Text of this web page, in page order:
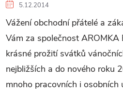
5.12.2014
Vážení obchodní přátelé a
Vám za společnost AROMKA
krásné prožití svátků
nejbližších a do nového roku
mnoho pracovních i osobních